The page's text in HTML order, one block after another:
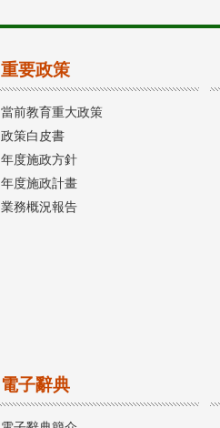
重要政策
當前教育重大政策
政策白皮書
年度施政方針
年度施政計畫
業務概況報告
電子辭典